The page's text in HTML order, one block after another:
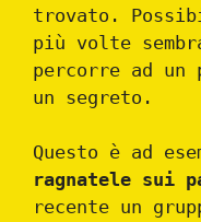
trovato.
più volte
percorre ad
un segreto.
Questo è ad
ragnatele sui
recente un